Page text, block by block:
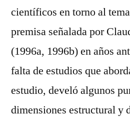
científicos en torno al
premisa señalada por
(1996a, 1996b) en años
falta de estudios que
estudio, develó algunos
dimensiones estructural y